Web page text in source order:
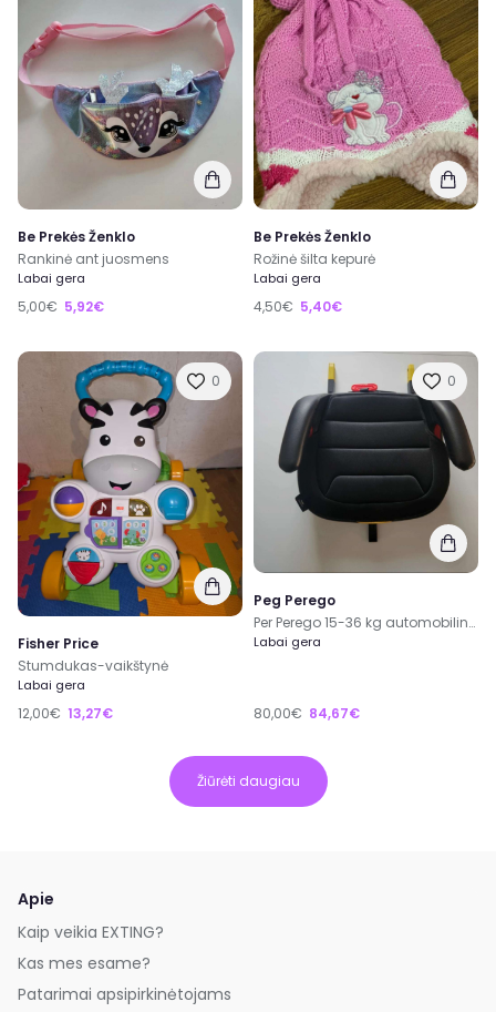
Be Prekės Ženklo
Rankinė ant juosmens
Labai gera
5,00€ 5,92€
Be Prekės Ženklo
Rožinė šilta kepurė
Labai gera
4,50€ 5,40€
0
Fisher Price
Stumdukas-vaikštynė
Labai gera
12,00€ 13,27€
0
Peg Perego
Per Perego 15-36 kg automobilinė kėdutė
Labai gera
80,00€ 84,67€
Žiūrėti daugiau
Apie
Kaip veikia EXTING?
Kas mes esame?
Patarimai apsipirkinėtojams